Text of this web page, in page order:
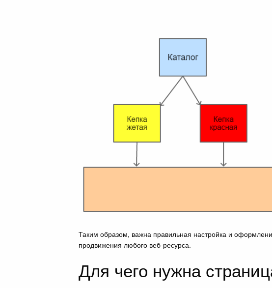
Таким образом, важна правильная настройка и
продвижения любого веб-ресурса.
Для чего нужна